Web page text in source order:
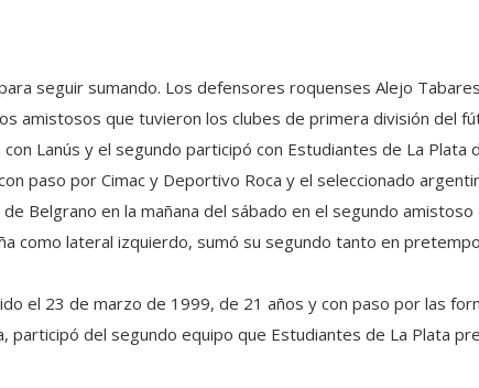
seguir sumando. Los defensores roquenses Alejo
amistosos que tuvieron los clubes de primera división del
Lanús y el segundo participó con Estudiantes de La Plata
paso por Cimac y Deportivo Roca y el seleccionado
Belgrano en la mañana del sábado en el segundo
como lateral izquierdo, sumó su segundo tanto en
el 23 de marzo de 1999, de 21 años y con paso por las
participó del segundo equipo que Estudiantes de La Plata